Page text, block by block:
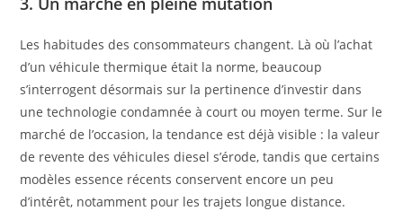
Les habitudes des consommateurs changent. Là où l’achat
d’un véhicule thermique était la norme, beaucoup
s’interrogent désormais sur la pertinence d’investir dans
une technologie condamnée à court ou moyen terme. Sur le
marché de l’occasion, la tendance est déjà visible : la valeur
de revente des véhicules diesel s’érode, tandis que certains
modèles essence récents conservent encore un peu
d’intérêt, notamment pour les trajets longue distance.